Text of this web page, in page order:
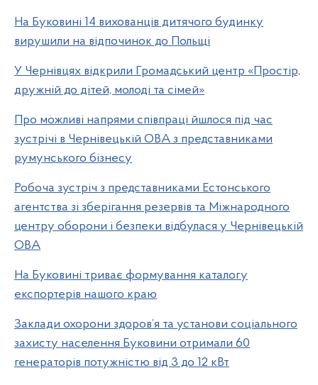
На Буковині 14 вихованців дитячого будинку
вирушили на відпочинок до Польщі
У Чернівцях відкрили Громадський центр «Простір,
дружній до дітей, молоді та сімей»
Про можливі напрями співпраці йшлося під час
зустрічі в Чернівецькій ОВА з представниками
румунського бізнесу
Робоча зустріч з представниками Естонського
агентства зі зберігання резервів та Міжнародного
центру оборони і безпеки відбулася у Чернівецькій
ОВА
На Буковині триває формування каталогу
експортерів нашого краю
Заклади охорони здоров’я та установи соціального
захисту населення Буковини отримали 60
генераторів потужністю від 3 до 12 кВт